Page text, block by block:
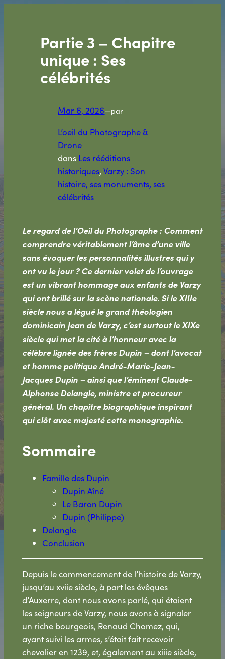
Partie 3 – Chapitre
unique : Ses
célébrités
Mar 6, 2026—par
L’oeil du Photographe &
Drone
dans Les rééditions
historiques, Varzy : Son
histoire, ses monuments, ses
célébrités
Le regard de l’Oeil du Photographe : Comment
comprendre véritablement l’âme d’une ville
sans évoquer les personnalités illustres qui y
ont vu le jour ? Ce dernier volet de l’ouvrage
est un vibrant hommage aux enfants de Varzy
qui ont brillé sur la scène nationale. Si le XIIIe
siècle nous a légué le grand théologien
dominicain Jean de Varzy, c’est surtout le XIXe
siècle qui met la cité à l’honneur avec la
célèbre lignée des frères Dupin – dont l’avocat
et homme politique André-Marie-Jean-
Jacques Dupin – ainsi que l’éminent Claude-
Alphonse Delangle, ministre et procureur
général. Un chapitre biographique inspirant
qui clôt avec majesté cette monographie.
Sommaire
Famille des Dupin
Dupin Aîné
Le Baron Dupin
Dupin (Philippe)
Delangle
Conclusion
Depuis le commencement de l’histoire de Varzy,
jusqu’au xviie siècle, à part les évêques
d’Auxerre, dont nous avons parlé, qui étaient
les seigneurs de Varzy, nous avons à signaler
un riche bourgeois, Renaud Chomez, qui,
ayant suivi les armes, s’était fait recevoir
chevalier en 1239, et, également au xiiie siècle,